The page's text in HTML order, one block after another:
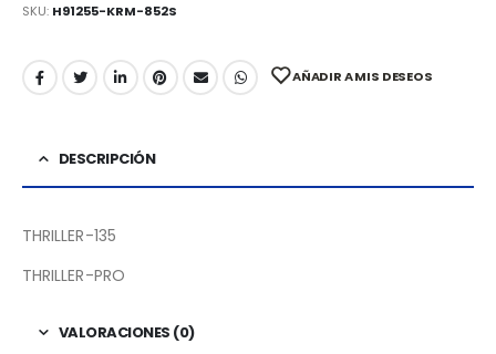
SKU: H91255-KRM-852S
AÑADIR A MIS DESEOS
DESCRIPCIÓN
THRILLER-135
THRILLER-PRO
VALORACIONES (0)